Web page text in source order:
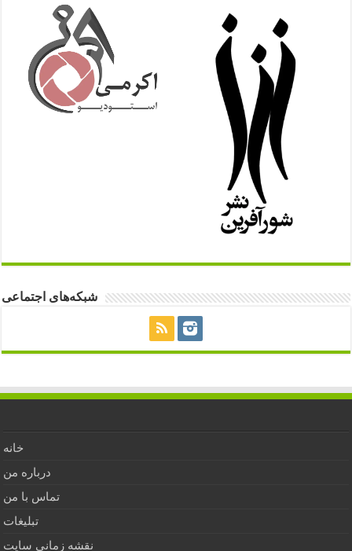
شبکه‌های اجتماعی
خانه
درباره من
تماس با من
تبلیغات
نقشه زمانی سایت